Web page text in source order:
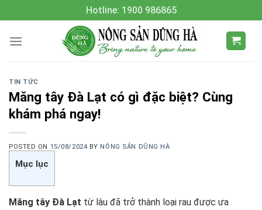
to
content
Hotline: 1900 986865
TIN TỨC
Măng tây Đà Lạt có gì đặc biệt? Cùng
khám phá ngay!
POSTED ON 15/08/2024 BY NÔNG SẢN DŨNG HÀ
Mục lục
Măng tây Đà Lạt từ lâu đã trở thành loại rau được ưa